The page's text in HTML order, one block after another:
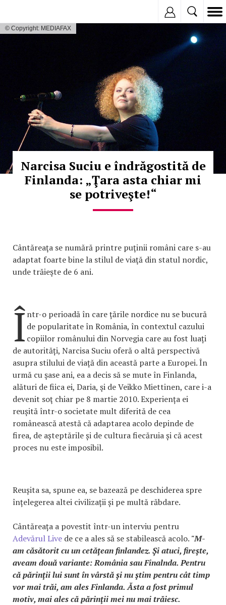
© Copyright: MEDIAFAX
Narcisa Suciu e îndrăgostită de
Finlanda: „Ţara asta chiar mi
se potriveşte!“
Cântăreaţa se numără printre puţinii români care s-au
adaptat foarte bine la stilul de viaţă din statul nordic,
unde trăieşte de 6 ani.
Într-o perioadă în care țările nordice nu se bucură
de popularitate în România, în contextul cazului
copiilor românului din Norvegia care au fost luați
de autorități, Narcisa Suciu oferă o altă perspectivă
asupra stilului de viață din această parte a Europei. În
urmă cu şase ani, ea a decis să se mute în Finlanda,
alături de fiica ei, Daria, şi de Veikko Miettinen, care i-a
devenit soţ chiar pe 8 martie 2010. Experiența ei
reușită într-o societate mult diferită de cea
românească atestă că adaptarea acolo depinde de
firea, de așteptările și de cultura fiecăruia și că acest
proces nu este imposibil.
Reușita sa, spune ea, se bazează pe deschiderea spre
înțelegerea altei civilizații și pe multă răbdare.
Cântăreața a povestit într-un interviu pentru
Adevărul Live de ce a ales să se stabilească acolo. "M-
am căsătorit cu un cetăţean finlandez. Şi atuci, fireşte,
aveam două variante: România sau Finalnda. Pentru
că părinţii lui sunt în vârstă şi nu ştim pentru cât timp
vor mai trăi, am ales Finlanda. Ăsta a fost primul
motiv, mai ales că părinţii mei nu mai trăiesc.